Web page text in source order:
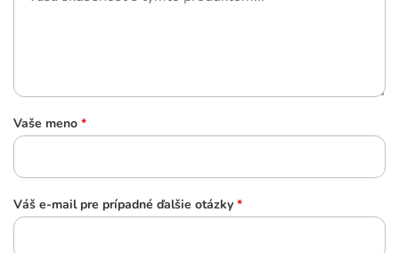
Vaše meno *
Váš e-mail pre prípadné ďalšie otázky *